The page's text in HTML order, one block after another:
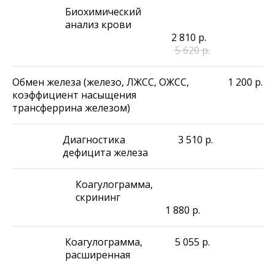
Биохимический
анализ крови
2 810 р.
5 620р.
Обмен железа (железо, ЛЖСС, ОЖСС,
коэффициент насыщения
трансферрина железом)
1 200 р.
Диагностика
дефицита железа
3 510 р.
Коагулограмма,
скрининг
1 880 р.
Коагулограмма,
расширенная
5 055 р.